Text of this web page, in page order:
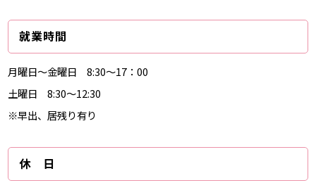
就業時間
月曜日～金曜日 8:30～17：00
土曜日 8:30～12:30
※早出、居残り有り
休 日